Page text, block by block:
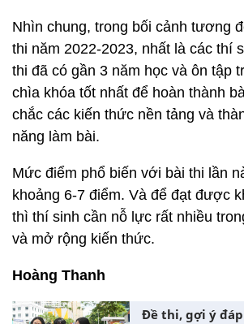
Nhìn chung, trong bối cảnh tương
thi năm 2022-2023, nhất là các thí
thi đã có gần 3 năm học và ôn tập
chìa khóa tốt nhất để hoàn thành
chắc các kiến thức nền tảng và
năng làm bài.
Mức điểm phổ biến với bài thi lần
khoảng 6-7 điểm. Và để đạt được
thì thí sinh cần nỗ lực rất nhiều
và mở rộng kiến thức.
Hoàng Thanh
Đề thi, gợi ý